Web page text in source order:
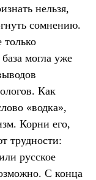
нельзя,
сомнению.
только
могла уже
Как
«водка»,
Корни его,
трудности:
русское
С конца